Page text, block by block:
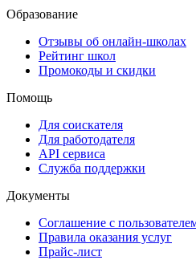
Образование
Отзывы об онлайн-школах
Рейтинг школ
Промокоды и скидки
Помощь
Для соискателя
Для работодателя
API сервиса
Служба поддержки
Документы
Соглашение с
Правила оказания услуг
Прайс-лист